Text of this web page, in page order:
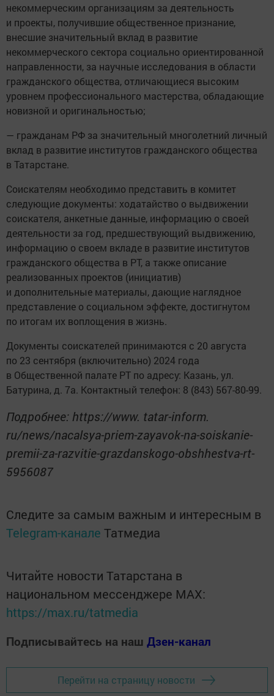
некоммерческим организациям за деятельность
и проекты, получившие общественное признание,
внесшие значительный вклад в развитие
некоммерческого сектора социально ориентированной
направленности, за научные исследования в области
гражданского общества, отличающиеся высоким
уровнем профессионального мастерства, обладающие
новизной и оригинальностью;
— гражданам РФ за значительный многолетний личный
вклад в развитие институтов гражданского общества
в Татарстане.
Соискателям необходимо представить в комитет
следующие документы: ходатайство о выдвижении
соискателя, анкетные данные, информацию о своей
деятельности за год, предшествующий выдвижению,
информацию о своем вкладе в развитие институтов
гражданского общества в РТ, а также описание
реализованных проектов (инициатив)
и дополнительные материалы, дающие наглядное
представление о социальном эффекте, достигнутом
по итогам их воплощения в жизнь.
Документы соискателей принимаются с 20 августа
по 23 сентября (включительно) 2024 года
в Общественной палате РТ по адресу: Казань, ул.
Батурина, д. 7а. Контактный телефон: 8 (843) 567-80-99.
Подробнее: https://www. tatar-inform.
ru/news/nacalsya-priem-zayavok-na-soiskanie-
premii-za-razvitie-grazdanskogo-obshhestva-rt-
5956087
Следите за самым важным и интересным в
Telegram-канале Татмедиа
Читайте новости Татарстана в
национальном мессенджере MАХ:
https://max.ru/tatmedia
Подписывайтесь на наш Дзен-канал
Перейти на страницу новости